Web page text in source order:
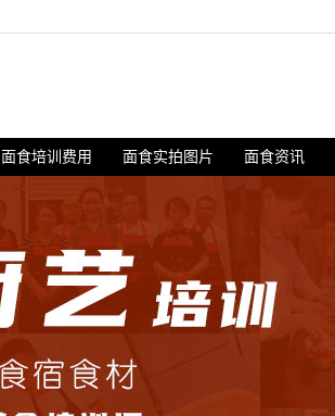
面食培训费用 面食实拍图片 面食资讯